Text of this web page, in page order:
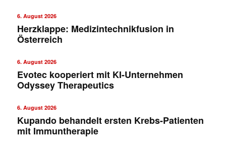
6. August 2026
Herzklappe: Medizintechnikfusion in
Österreich
6. August 2026
Evotec kooperiert mit KI-Unternehmen
Odyssey Therapeutics
6. August 2026
Kupando behandelt ersten Krebs-Patienten
mit Immuntherapie